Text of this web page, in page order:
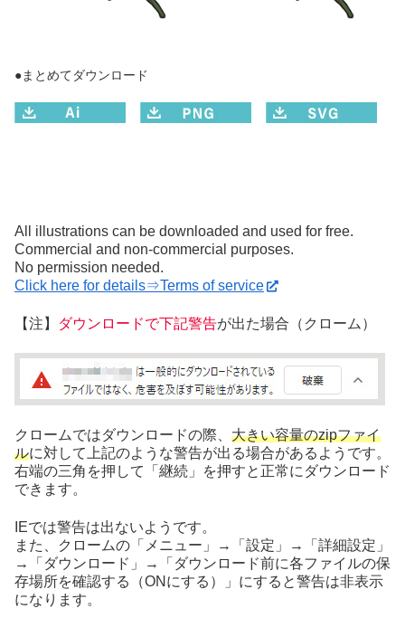
●まとめてダウンロード
All illustrations can be downloaded and used for free.
Commercial and non-commercial purposes.
No permission needed.
Click here for details⇒Terms of service
【注】 ダウンロードで下記警告が出た場合（クローム）
クロームではダウンロードの際、 大きい容量のzipファイ
ルに対して上記のような警告が出る場合があるようです。
右端の三角を押して「継続」を押すと正常にダウンロード
できます。
IEでは警告は出ないようです。
また、クロームの「メニュー」→「設定」→「詳細設定」
→「ダウンロード」→「ダウンロード前に各ファイルの保
存場所を確認する（ONにする）」にすると警告は非表示
になります。